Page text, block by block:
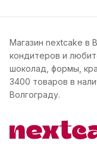
Магазин nextcake в
кондитеров и
шоколад, формы,
3400 товаров в
Волгограду.